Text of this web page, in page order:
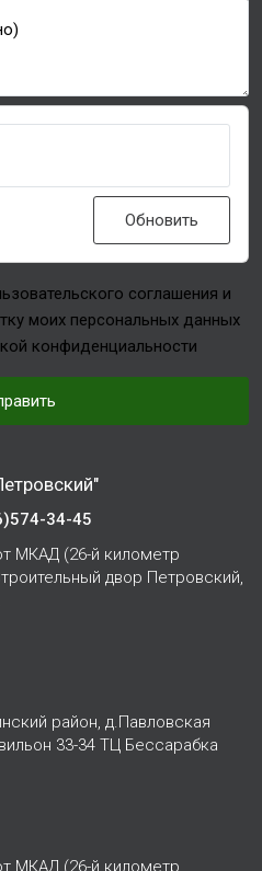
Обновить
соглашения и
моих персональных данных
конфиденциальности
34-45
МКАД (26-й километр
двор Петровский,
район, д.Павловская
33-34 ТЦ Бессарабка
МКАД (26-й километр